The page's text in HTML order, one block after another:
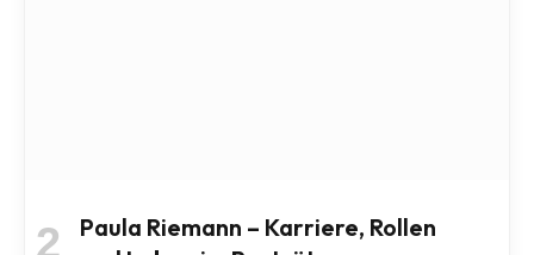
Paula Riemann – Karriere, Rollen